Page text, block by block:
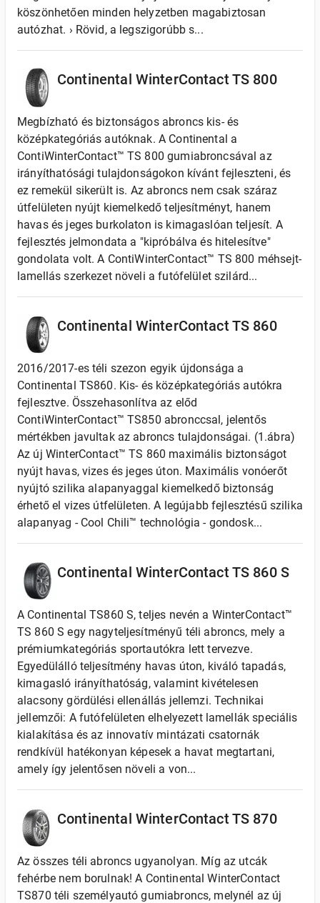
köszönhetően minden helyzetben magabiztosan
autózhat. › Rövid, a legszigorúbb s...
Continental WinterContact TS 800
Megbízható és biztonságos abroncs kis- és
középkategóriás autóknak. A Continental a
ContiWinterContact™ TS 800 gumiabroncsával az
irányíthatósági tulajdonságokon kívánt fejleszteni, és
ez remekül sikerült is. Az abroncs nem csak száraz
útfelületen nyújt kiemelkedő teljesítményt, hanem
havas és jeges burkolaton is kimagaslóan teljesít. A
fejlesztés jelmondata a "kipróbálva és hitelesítve"
gondolata volt. A ContiWinterContact™ TS 800 méhsejt-
lamellás szerkezet növeli a futófelület szilárd...
Continental WinterContact TS 860
2016/2017-es téli szezon egyik újdonsága a
Continental TS860. Kis- és középkategóriás autókra
fejlesztve. Összehasonlítva az előd
ContiWinterContact™ TS850 abronccsal, jelentős
mértékben javultak az abroncs tulajdonságai. (1.ábra)
Az új WinterContact™ TS 860 maximális biztonságot
nyújt havas, vizes és jeges úton. Maximális vonóerőt
nyújtó szilika alapanyaggal kiemelkedő biztonság
érhető el vizes útfelületen. A legújabb fejlesztésű szilika
alapanyag - Cool Chili™ technológia - gondosk...
Continental WinterContact TS 860 S
A Continental TS860 S, teljes nevén a WinterContact™
TS 860 S egy nagyteljesítményű téli abroncs, mely a
prémiumkategóriás sportautókra lett tervezve.
Egyedülálló teljesítmény havas úton, kiváló tapadás,
kimagasló irányíthatóság, valamint kivételesen
alacsony gördülési ellenállás jellemzi. Technikai
jellemzői: A futófelületen elhelyezett lamellák speciális
kialakítása és az innovatív mintázati csatornák
rendkívül hatékonyan képesek a havat megtartani,
amely így jelentősen növeli a von...
Continental WinterContact TS 870
Az összes téli abroncs ugyanolyan. Míg az utcák
fehérbe nem borulnak! A Continental WinterContact
TS870 téli személyautó gumiabroncs, melynél az új